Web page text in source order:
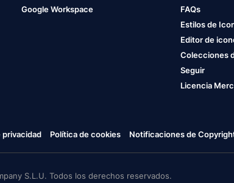
Google Workspace
FAQs
Estilos de
Editor de
Colecciones
Seguir
Licencia
privacidad Política de cookies Notificaciones de
S.L.U. Todos los derechos reservados.